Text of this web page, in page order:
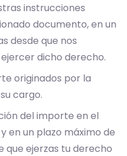
instrucciones
documento, en un
desde que nos
dicho derecho.
originados por la
cargo.
del importe en el
en un plazo máximo de
que ejerzas tu derecho